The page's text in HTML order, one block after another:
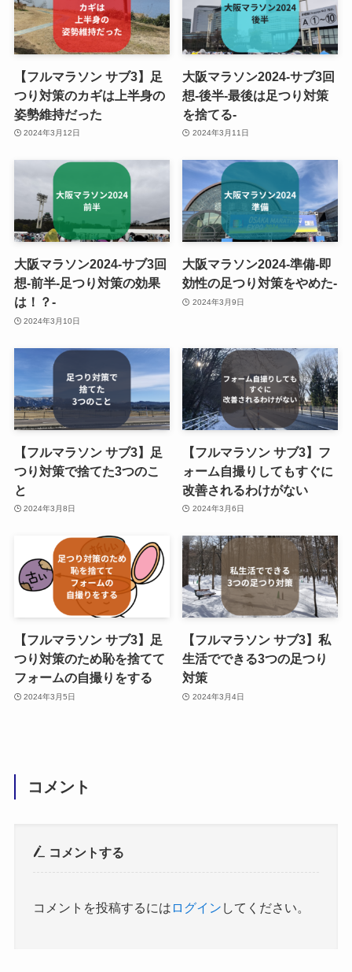
【フルマラソン サブ3】足
つり対策のカギは上半身の
姿勢維持だった
2024年3月12日
大阪マラソン2024-サブ3回
想-後半-最後は足つり対策
を捨てる-
2024年3月11日
大阪マラソン2024-サブ3回
想-前半-足つり対策の効果
は！？-
2024年3月10日
大阪マラソン2024-準備-即
効性の足つり対策をやめた-
2024年3月9日
【フルマラソン サブ3】足
つり対策で捨てた3つのこ
と
2024年3月8日
【フルマラソン サブ3】フ
ォーム自撮りしてもすぐに
改善されるわけがない
2024年3月6日
【フルマラソン サブ3】足
つり対策のため恥を捨てて
フォームの自撮りをする
2024年3月5日
【フルマラソン サブ3】私
生活でできる3つの足つり
対策
2024年3月4日
コメント
コメントする
コメントを投稿するには ログイン してください。